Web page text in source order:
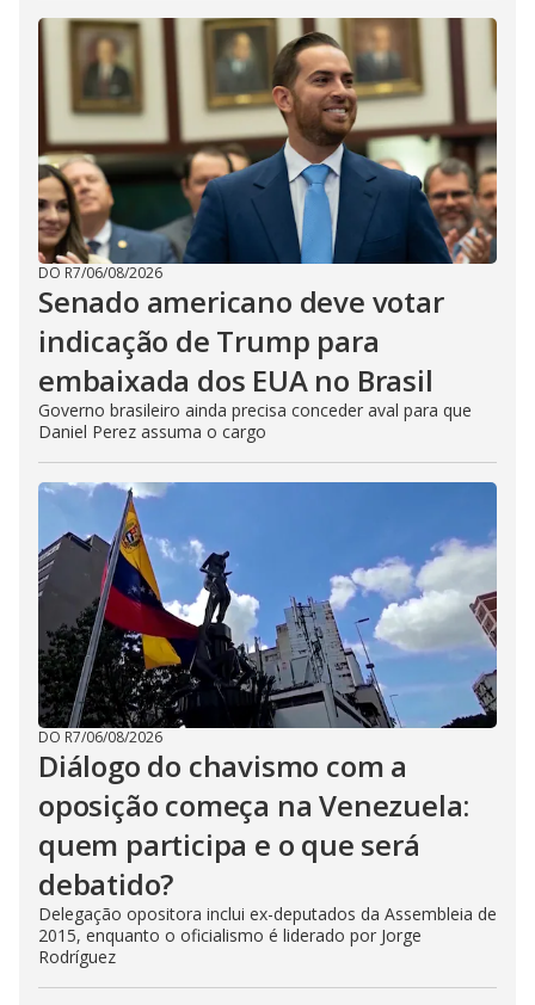
DO R7/06/08/2026
Senado americano deve votar
indicação de Trump para
embaixada dos EUA no Brasil
Governo brasileiro ainda precisa conceder aval para que
Daniel Perez assuma o cargo
DO R7/06/08/2026
Diálogo do chavismo com a
oposição começa na Venezuela:
quem participa e o que será
debatido?
Delegação opositora inclui ex-deputados da Assembleia de
2015, enquanto o oficialismo é liderado por Jorge
Rodríguez